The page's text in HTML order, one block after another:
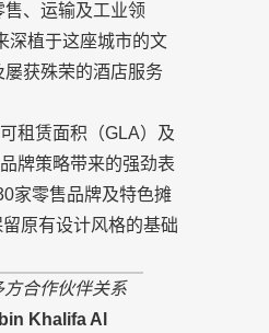
、运输及工业领
深植于这座城市的文
获殊荣的酒店服务
租赁面积（GLA）及
牌策略带来的强劲表
家零售品牌及特色摊
原有设计风格的基础
方合作伙伴关系
Khalifa Al